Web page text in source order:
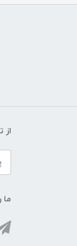
از
ما